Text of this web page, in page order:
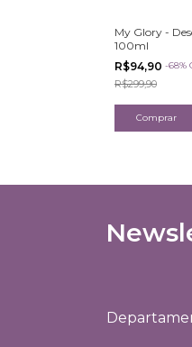
My Glory -
100ml
R$94,90 -68%
R$299,90